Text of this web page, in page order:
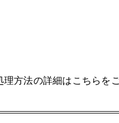
理方法の詳細はこちらを